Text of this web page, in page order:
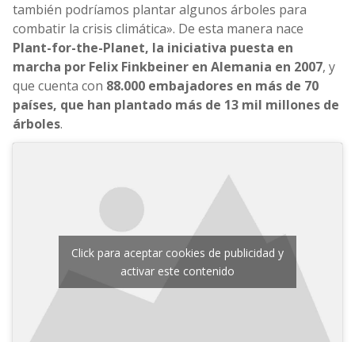
también podríamos plantar algunos árboles para
combatir la crisis climática». De esta manera nace
Plant-for-the-Planet, la iniciativa puesta en
marcha por Felix Finkbeiner en Alemania en 2007, y
que cuenta con 88.000 embajadores en más de 70
países, que han plantado más de 13 mil millones de
árboles.
Click para aceptar cookies de publicidad y
activar este contenido